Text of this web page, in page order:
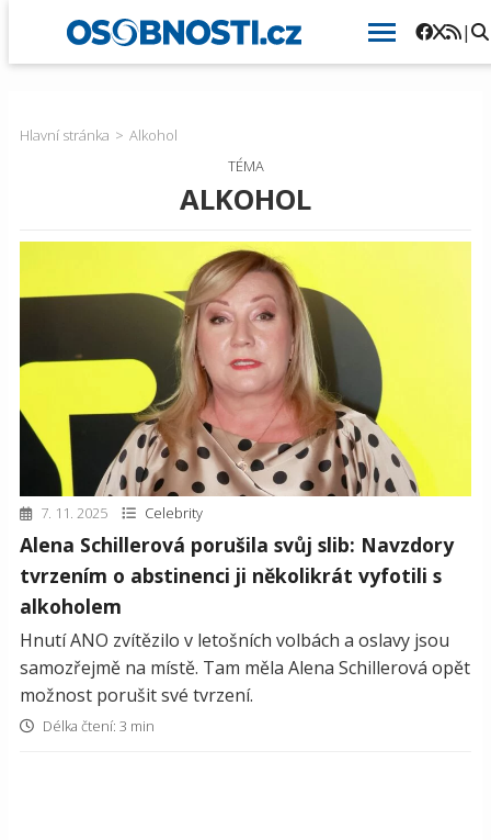
|
Hlavní stránka
Alkohol
TÉMA
ALKOHOL
7. 11. 2025 Celebrity
Alena Schillerová porušila svůj slib: Navzdory
tvrzením o abstinenci ji několikrát vyfotili s
alkoholem
Hnutí ANO zvítězilo v letošních volbách a oslavy jsou
samozřejmě na místě. Tam měla Alena Schillerová opět
možnost porušit své tvrzení.
Délka čtení: 3 min